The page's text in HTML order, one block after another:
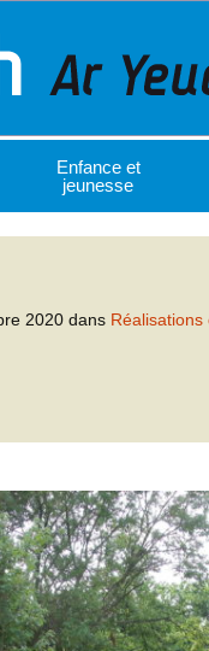
Enfance et
jeunesse
2020 dans